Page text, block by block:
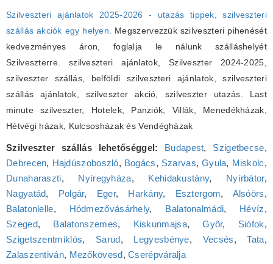
Szilveszteri ajánlatok 2025-2026 - utazás tippek, szilveszteri
szállás akciók egy helyen.
Megszervezzük szilveszteri pihenését
kedvezményes áron, foglalja le nálunk szálláshelyét
Szilveszterre. szilveszteri ajánlatok, Szilveszter 2024-2025,
szilveszter szállás, belföldi szilveszteri ajánlatok, szilveszteri
szállás ajánlatok, szilveszter akció, szilveszter utazás. Last
minute szilveszter, Hotelek, Panziók, Villák, Menedékházak,
Hétvégi házak, Kulcsosházak és Vendégházak
Szilveszter szállás lehetőséggel: Budapest, Szigetbecse,
Debrecen, Hajdúszoboszló, Bogács, Szarvas, Gyula, Miskolc,
Dunaharaszti, Nyíregyháza, Kehidakustány, Nyírbátor,
Nagyatád, Polgár, Eger, Harkány, Esztergom, Alsóörs,
Balatonlelle, Hódmezővásárhely, Balatonalmádi, Hévíz,
Szeged, Balatonszemes, Kiskunmajsa,Győr, Siófok,
Szigetszentmiklós, Sarud, Legyesbénye, Vecsés,Tata,
Zalaszentiván, Mezőkövesd,Cserépváralja